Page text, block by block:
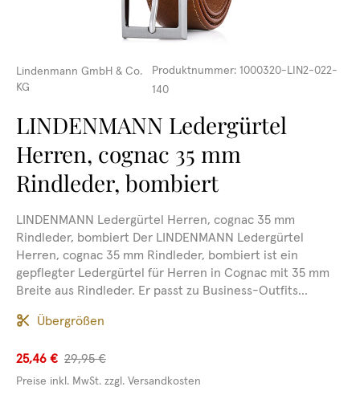
Lindenmann GmbH & Co.
KG
Produktnummer: 1000320-LIN2-022-
140
LINDENMANN Ledergürtel
Herren, cognac 35 mm
Rindleder, bombiert
LINDENMANN Ledergürtel Herren, cognac 35 mm
Rindleder, bombiert Der LINDENMANN Ledergürtel
Herren, cognac 35 mm Rindleder, bombiert ist ein
gepflegter Ledergürtel für Herren in Cognac mit 35 mm
Breite aus Rindleder. Er passt zu Business-Outfits...
Übergrößen
25,46 € 29,95 €
Preise inkl. MwSt. zzgl. Versandkosten